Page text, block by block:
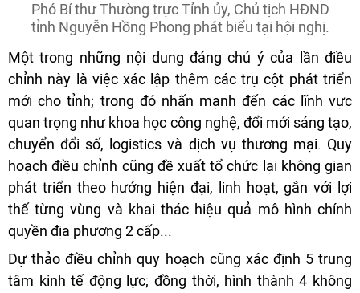
Phó Bí thư Thường trực Tỉnh ủy, Chủ tịch HĐND
tỉnh Nguyễn Hồng Phong phát biểu tại hội nghị.
Một trong những nội dung đáng chú ý của lần điều
chỉnh này là việc xác lập thêm các trụ cột phát triển
mới cho tỉnh; trong đó nhấn mạnh đến các lĩnh vực
quan trọng như khoa học công nghệ, đổi mới sáng tạo,
chuyển đổi số, logistics và dịch vụ thương mại. Quy
hoạch điều chỉnh cũng đề xuất tổ chức lại không gian
phát triển theo hướng hiện đại, linh hoạt, gắn với lợi
thế từng vùng và khai thác hiệu quả mô hình chính
quyền địa phương 2 cấp...
Dự thảo điều chỉnh quy hoạch cũng xác định 5 trung
tâm kinh tế động lực; đồng thời, hình thành 4 không